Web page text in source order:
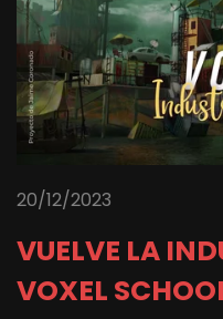
20/12/2023
VUELVE LA
VOXEL